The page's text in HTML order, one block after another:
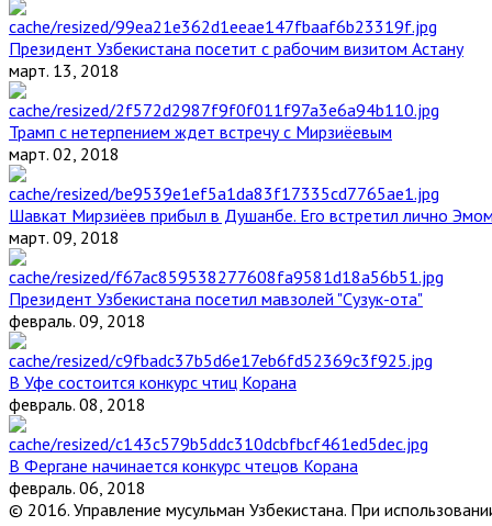
Президент Узбекистана посетит с рабочим визитом Астану
март. 13, 2018
Трамп с нетерпением ждет встречу с Мирзиёевым
март. 02, 2018
Шавкат Мирзиёев прибыл в Душанбе. Его встретил лично
март. 09, 2018
Президент Узбекистана посетил мавзолей "Сузук-ота"
февраль. 09, 2018
В Уфе состоится конкурс чтиц Корана
февраль. 08, 2018
В Фергане начинается конкурс чтецов Корана
февраль. 06, 2018
© 2016. Управление мусульман Узбекистана. При